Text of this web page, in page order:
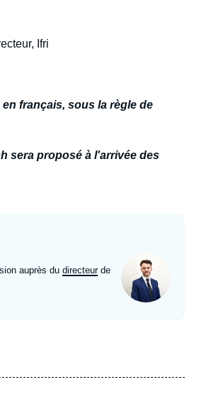
Ifri
français, sous la règle de
sera proposé à l'arrivée des
auprès du directeurde
Photo